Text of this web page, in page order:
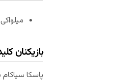
بازیکنان